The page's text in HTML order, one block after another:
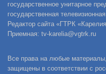
государственное унитарное
государственная
Редактор сайта «ГТРК
Приемная: tv-karelia@vgtrk.ru
Все права на любые
защищены в соответствии с